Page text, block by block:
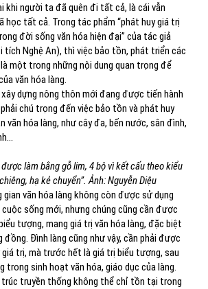
khi người ta đã quên đi tất cả, là cái vẫn
học tất cả. Trong tác phẩm “phát huy giá trị
đời sống văn hóa hiện đại” của tác giả
tích Nghệ An), thì việc bảo tồn, phát triển các
một trong những nội dung quan trọng để
văn hóa làng.
dựng nông thôn mới đang được tiến hành
chú trọng đến việc bảo tồn và phát huy
văn hóa làng, như cây đa, bến nước, sân đình,
làm bằng gỗ lim, 4 bộ vì kết cấu theo kiểu
hạ kẻ chuyển”. Ảnh: Nguyễn Diệu
văn hóa làng không còn được sử dụng
sống mới, nhưng chúng cũng cần được
tượng, mang giá trị văn hóa làng, đặc biệt
Đình làng cũng như vậy, cần phải được
trị, mà trước hết là giá trị biểu tượng, sau
trong sinh hoạt văn hóa, giáo dục của làng.
truyền thống không thể chỉ tồn tại trong